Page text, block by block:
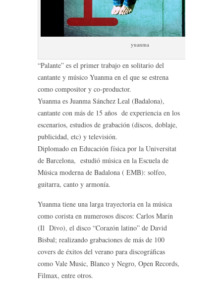
yuanma
“Palante” es el primer trabajo en solitario del
cantante y músico Yuanma en el que se estrena
como compositor y co-productor.
Yuanma es Juanma Sánchez Leal (Badalona),
cantante con más de 15 años de experiencia en los
escenarios, estudios de grabación (discos, doblaje,
publicidad, etc) y televisión.
Diplomado en Educación física por la Universitat
de Barcelona, estudió música en la Escuela de
Música moderna de Badalona ( EMB): solfeo,
guitarra, canto y armonía.
Yuanma tiene una larga trayectoria en la música
como corista en numerosos discos: Carlos Marín
(Il Divo), el disco “Corazón latino” de David
Bisbal; realizando grabaciones de más de 100
covers de éxitos del verano para discográficas
como Vale Music, Blanco y Negro, Open Records,
Filmax, entre otros.